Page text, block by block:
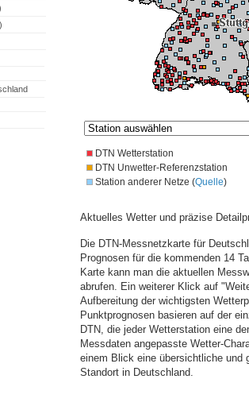
DTN Wetterstation
DTN Unwetter-Referenzstation
Station anderer Netze (Quelle)
Aktuelles Wetter und präzise
Die DTN-Messnetzkarte für
Prognosen für die kommenden 14
Karte kann man die aktuellen
abrufen. Ein weiterer Klick auf
Aufbereitung der wichtigsten
Punktprognosen basieren auf der
DTN, die jeder Wetterstation eine
Messdaten angepasste Wetter-
einem Blick eine übersichtliche und
Standort in Deutschland.